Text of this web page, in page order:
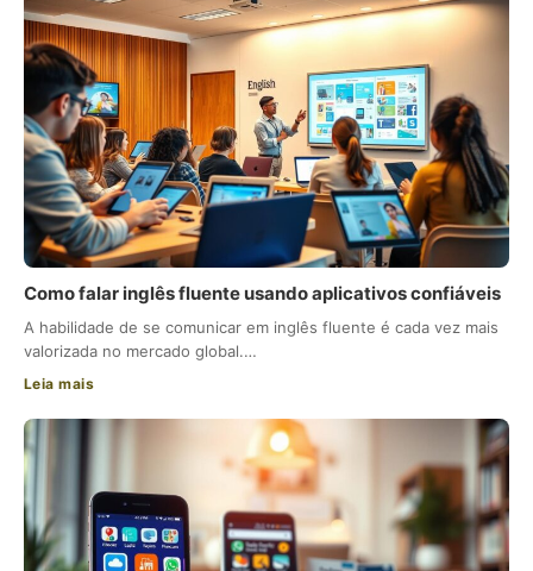
Como falar inglês fluente usando aplicativos confiáveis
A habilidade de se comunicar em inglês fluente é cada vez mais
valorizada no mercado global.…
Leia mais